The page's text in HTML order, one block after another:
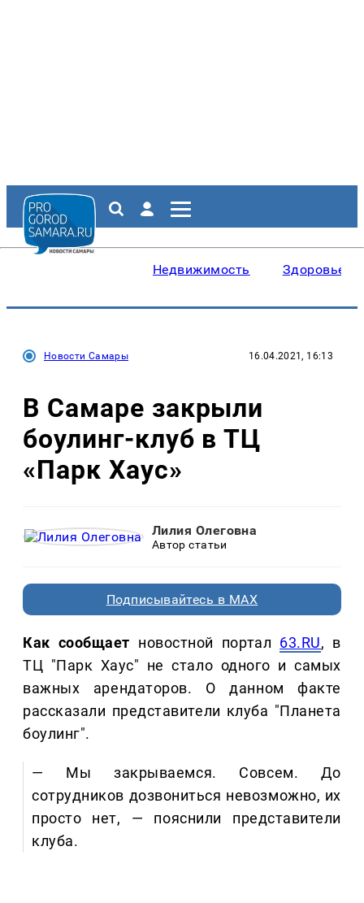
Недвижимость Здоровье
Новости Самары 16.04.2021, 16:13
В Самаре закрыли
боулинг-клуб в ТЦ
«Парк Хаус»
Лилия Олеговна
Автор статьи
Подписывайтесь в MAX
Как сообщает новостной портал 63.RU, в
ТЦ "Парк Хаус" не стало одного и самых
важных арендаторов. О данном факте
рассказали представители клуба "Планета
боулинг".
— Мы закрываемся. Совсем. До
сотрудников дозвониться невозможно, их
просто нет, — пояснили представители
клуба.